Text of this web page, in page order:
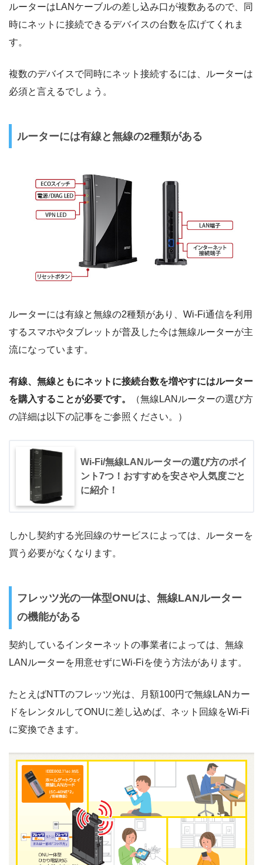
ルーターはLANケーブルの差し込み口が複数あるので、同
時にネットに接続できるデバイスの台数を広げてくれま
す。
複数のデバイスで同時にネット接続するには、ルーターは
必須と言えるでしょう。
ルーターには有線と無線の2種類がある
ルーターには有線と無線の2種類があり、Wi-Fi通信を利用
するスマホやタブレットが普及した今は無線ルーターが主
流になっています。
有線、無線ともにネットに接続台数を増やすにはルーター
を購入することが必要です。
（無線LANルーターの選び方
の詳細は以下の記事をご参照ください。）
Wi-Fi/無線LANルーターの選び方のポイ
ント7つ！おすすめを安さや人気度ごと
に紹介！
しかし契約する光回線のサービスによっては、ルーターを
買う必要がなくなります。
フレッツ光の一体型ONUは、無線LANルーター
の機能がある
契約しているインターネットの事業者によっては、無線
LANルーターを用意せずにWi-Fiを使う方法があります。
たとえばNTTのフレッツ光は、月額100円で無線LANカー
ドをレンタルしてONUに差し込めば、ネット回線をWi-Fi
に変換できます。